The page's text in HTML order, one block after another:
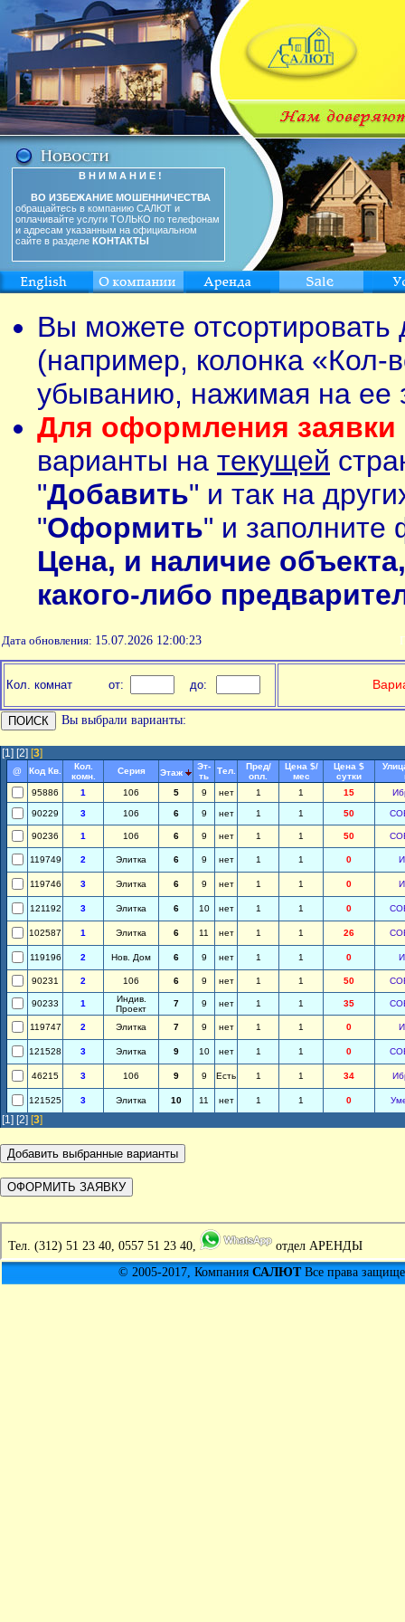
В Н И М А Н И Е !
ВО ИЗБЕЖАНИЕ МОШЕННИЧЕСТВА
обращайтесь в компанию САЛЮТ и
оплачивайте услуги ТОЛЬКО по телефонам
и адресам указанным на официальном
сайте в разделе КОНТАКТЫ
Вы можете
(например, колонка «Кол-
убыванию, нажимая на ее
Для оформления заявки
варианты на текущей
"Добавить" и так на
"Оформить" и заполните
Цена, и наличие
какого-либо
Дата обновления: 15.07.2026 12:00:23
Кол. комнат от: до:
Вы выбрали варианты:
[1] [2] [3]
@ Код Кв.
Кол.
комн.
Серия Этаж
Эт-
ть
Тел.
Пред/
опл.
Цена $/
мес
Цена $
сутки
95886
1 106 5 9 нет 1 1 15
90229 3 106 6 9 нет 1 1 50
90236 1 106 6 9 нет 1 1 50
119749 2 Элитка 6 9 нет 1 1 0
119746 3 Элитка 6 9 нет 1 1 0
121192 3 Элитка 6 10 нет 1 1 0
102587 1 Элитка 6 11 нет 1 1 26
119196 2 Нов. Дом 6 9 нет 1 1 0
90231 2 106 6 9 нет 1 1 50
90233 1
Индив.
Проект
7 9 нет 1 1 35
119747 2 Элитка 7 9 нет 1 1 0
121528 3 Элитка 9 10 нет 1 1 0
46215 3 106 9 9 Есть 1 1 34
121525 3 Элитка 10 11 нет 1 1 0
[1] [2] [3]
Тел. (312) 51 23 40, 0557 51 23 40,
отдел АРЕНДЫ
© 2005-2017, Компания САЛЮТВсе права